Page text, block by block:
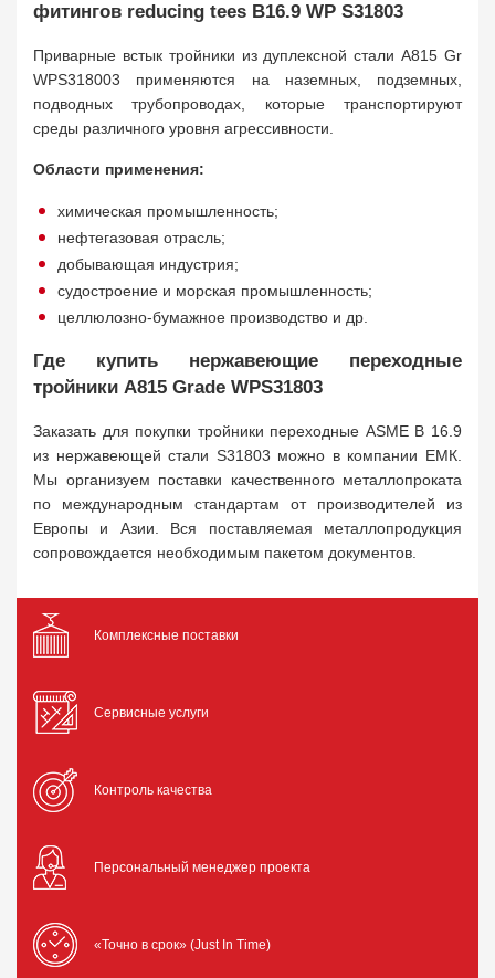
фитингов reducing tees B16.9 WP S31803
Приварные встык тройники из дуплексной стали A815 Gr
WPS318003 применяются на наземных, подземных,
подводных трубопроводах, которые транспортируют
среды различного уровня агрессивности.
Области применения:
химическая промышленность;
нефтегазовая отрасль;
добывающая индустрия;
судостроение и морская промышленность;
целлюлозно-бумажное производство и др.
Где купить нержавеющие переходные
тройники A815 Grade WPS31803
Заказать для покупки тройники переходные ASME B 16.9
из нержавеющей стали S31803 можно в компании ЕМК.
Мы организуем поставки качественного металлопроката
по международным стандартам от производителей из
Европы и Азии. Вся поставляемая металлопродукция
сопровождается необходимым пакетом документов.
Комплексные поставки
Сервисные услуги
Контроль качества
Персональный менеджер проекта
«Точно в срок» (Just In Time)